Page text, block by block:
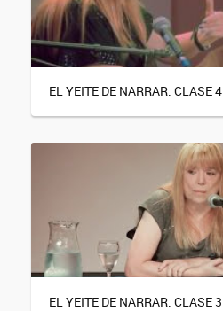
EL YEITE DE NARRAR. CLASE 4
EL YEITE DE NARRAR. CLASE 3